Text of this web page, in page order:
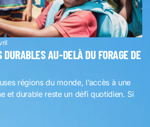
DURABLES AU-DELÀ DU FORAGE DE
régions du monde, l’accès à une
et durable reste un défi quotidien. Si